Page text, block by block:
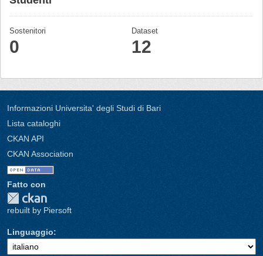
Sostenitori
0
Dataset
12
Informazioni Universita' degli Studi di Bari
Lista cataloghi
CKAN API
CKAN Association
Fatto con
rebuilt by Piersoft
Linguaggio